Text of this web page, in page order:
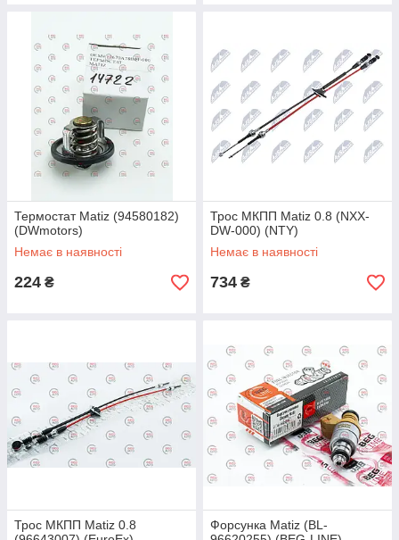
Термостат Matiz (94580182)
(DWmotors)
Немає в наявності
224 ₴
Трос МКПП Matiz 0.8 (NXX-
DW-000) (NTY)
Немає в наявності
734 ₴
Трос МКПП Matiz 0.8
Форсунка Matiz (BL-